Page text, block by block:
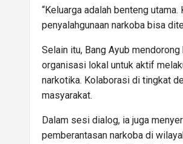
“Keluarga adalah benteng
penyalahgunaan narkoba bisa
Selain itu, Bang Ayub
organisasi lokal untuk aktif
narkotika. Kolaborasi di tingkat
masyarakat.
Dalam sesi dialog, ia juga
pemberantasan narkoba di